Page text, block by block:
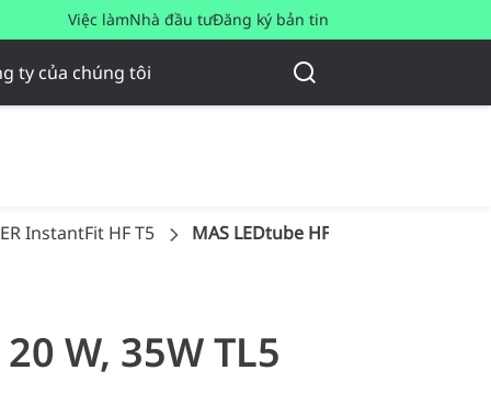
Việc làmNhà đầu tưĐăng ký bản tin
ty của chúng tôi
InstantFit HF T5 MAS LEDtube HF 1500mm HE 20W
W, 35W TL5